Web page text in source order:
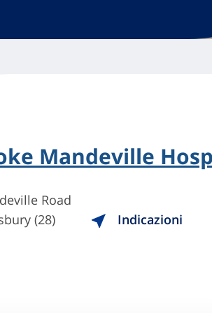
Mandeville
Road
(28)
Indicazioni